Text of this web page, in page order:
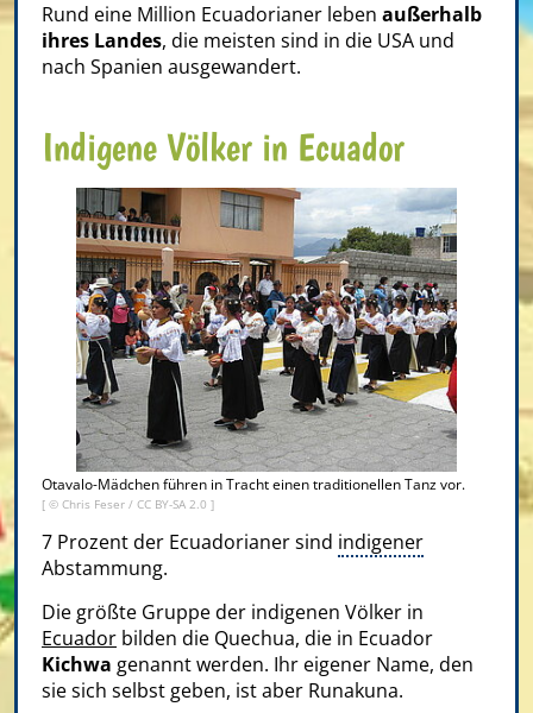
Rund eine Million Ecuadorianer leben außerhalb
ihres Landes, die meisten sind in die USA und
nach Spanien ausgewandert.
Indigene Völker in Ecuador
Otavalo-Mädchen führen in Tracht einen traditionellen Tanz vor.
[ © Chris Feser / CC BY-SA 2.0 ]
7 Prozent der Ecuadorianer sind indigener
Abstammung.
Die größte Gruppe der indigenen Völker in
Ecuador bilden die Quechua, die in Ecuador
Kichwa genannt werden. Ihr eigener Name, den
sie sich selbst geben, ist aber Runakuna.